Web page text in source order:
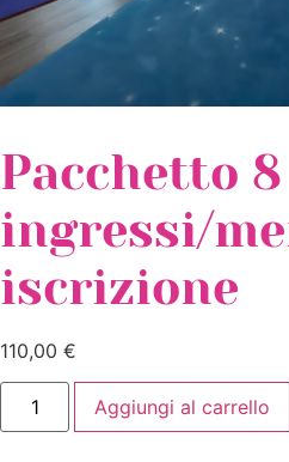
Pacchetto 8
ingressi/
iscrizione
110,00 €
Aggiungi al carrello